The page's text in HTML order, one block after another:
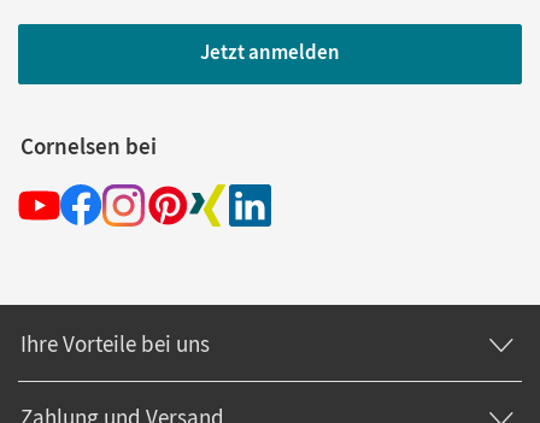
Jetzt anmelden
Cornelsen bei
Ihre Vorteile bei uns